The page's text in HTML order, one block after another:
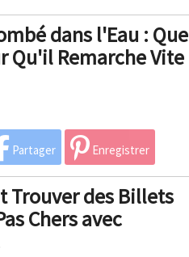
dans l'Eau : Que
Qu'il Remarche Vite
Partager Enregistrer
Trouver des Billets
Chers avec